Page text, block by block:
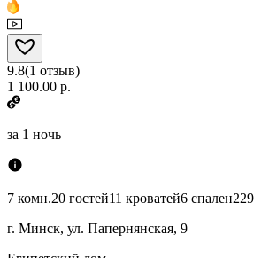
9.8(1 отзыв)
1 100.00 р.
за 1 ночь
7 комн.20 гостей11 кроватей6 спален
г. Минск, ул. Папернянская, 9